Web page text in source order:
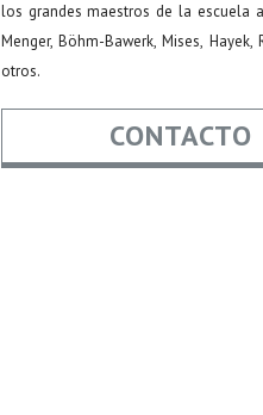
los grandes maestros de la escuela
Menger, Böhm-Bawerk, Mises, Hayek,
otros.
CONTACTO